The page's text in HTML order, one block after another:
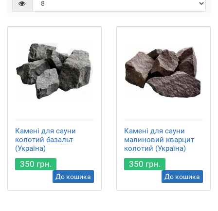
Камені для сауни
колотий базальт
(Україна)
350 грн.
До кошика
Камені для сауни
малиновий кварцит
колотий (Україна)
350 грн.
До кошика